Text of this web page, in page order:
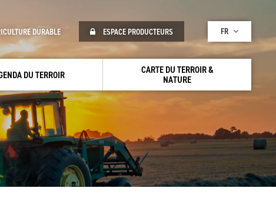
DU TERROIR
CARTE DU TERROIR &
NATURE
DURABLE ESPACE PRODUCTEURS FR